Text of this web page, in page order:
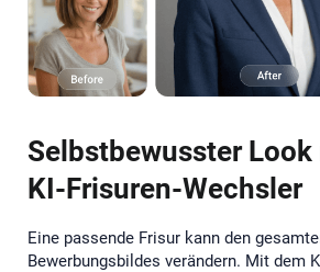
Selbstbewusster
KI-Frisuren-Wechsler
Eine passende Frisur kann den
Bewerbungsbildes verändern. Mit dem